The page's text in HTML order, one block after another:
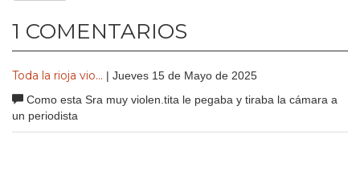
1 COMENTARIOS
Toda la rioja vio... | Jueves 15 de Mayo de 2025
Como esta Sra muy violen.tita le pegaba y tiraba la cámara a
un periodista